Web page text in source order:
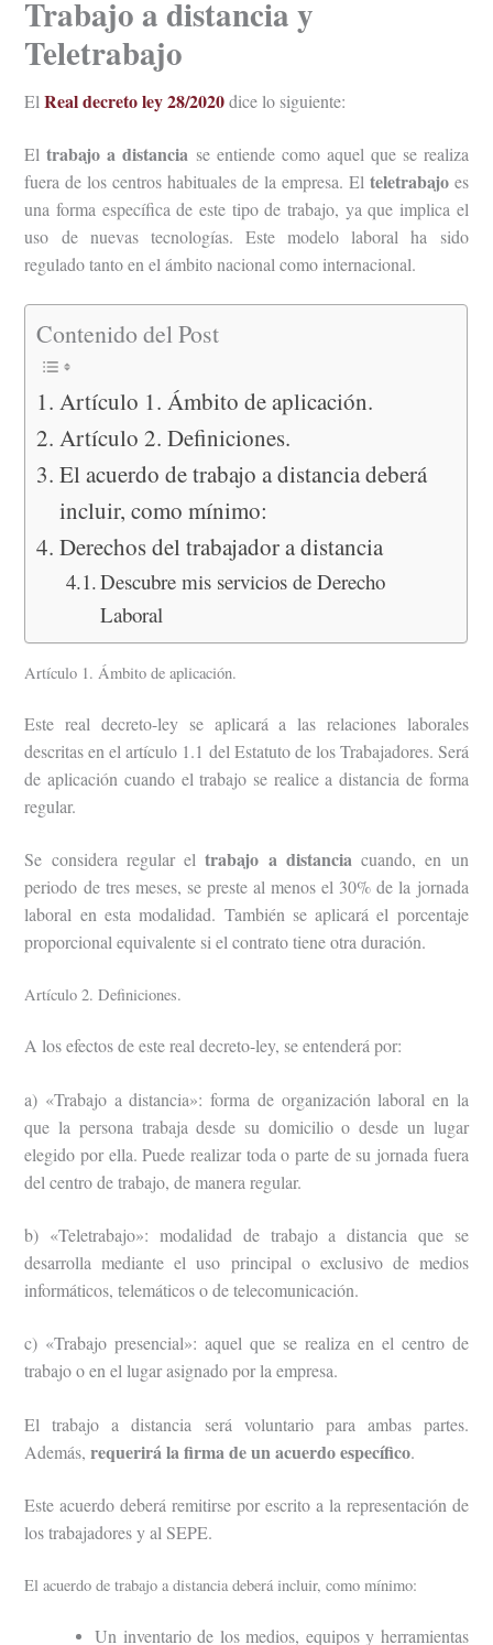
Trabajo a distancia y
Teletrabajo
ElReal decreto ley 28/2020dice lo siguiente:
Eltrabajo a distancia se entiende como aquel que se realiza
fuera de los centros habituales de la empresa. El teletrabajoes
una forma específica de este tipo de trabajo, ya que implica el
uso de nuevas tecnologías. Este modelo laboral ha sido
regulado tanto en el ámbito nacional como internacional.
Contenido del Post
Artículo 1. Ámbito de aplicación.
Artículo 2. Definiciones.
El acuerdo de trabajo a distancia deberá
incluir, como mínimo:
Derechos del trabajador a distancia
Descubre mis servicios de Derecho
Laboral
Artículo 1. Ámbito de aplicación.
Este real decreto-ley se aplicará a las relaciones laborales
descritas en el artículo 1.1 del Estatuto de los Trabajadores. Será
de aplicación cuando el trabajo se realice a distancia de forma
regular.
Se considera regular eltrabajo a distancia cuando, en un
periodo de tres meses, se preste al menos el 30% de la jornada
laboral en esta modalidad. También se aplicará el porcentaje
proporcional equivalente si el contrato tiene otra duración.
Artículo 2. Definiciones.
A los efectos de este real decreto-ley, se entenderá por:
a) «Trabajo a distancia»: forma de organización laboral en la
que la persona trabaja desde su domicilio o desde un lugar
elegido por ella. Puede realizar toda o parte de su jornada fuera
del centro de trabajo, de manera regular.
b) «Teletrabajo»: modalidad de trabajo a distancia que se
desarrolla mediante el uso principal o exclusivo de medios
informáticos, telemáticos o de telecomunicación.
c) «Trabajo presencial»: aquel que se realiza en el centro de
trabajo o en el lugar asignado por la empresa.
El trabajo a distancia será voluntario para ambas partes.
Además,requerirá la firma de un acuerdo específico.
Este acuerdo deberá remitirse por escrito a la representación de
los trabajadores y al SEPE.
El acuerdo de trabajo a distancia deberá incluir, como mínimo:
Un inventario de los medios, equipos y herramientas